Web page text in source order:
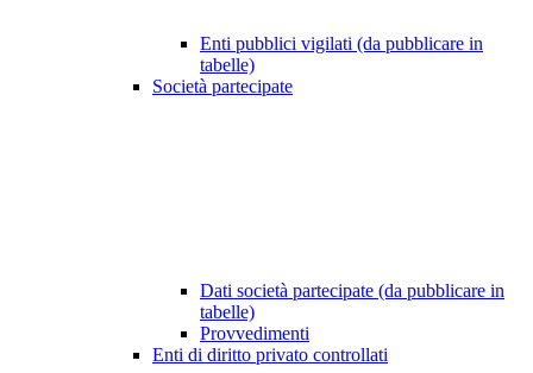
Enti pubblici vigilati (da pubblicare in
tabelle)
Società partecipate
Dati società partecipate (da pubblicare in
tabelle)
Provvedimenti
Enti di diritto privato controllati